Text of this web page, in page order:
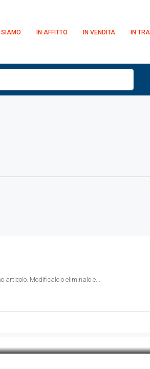
SIAMO IN AFFITTO IN VENDITA IN
articolo. Modificalo o eliminalo e...